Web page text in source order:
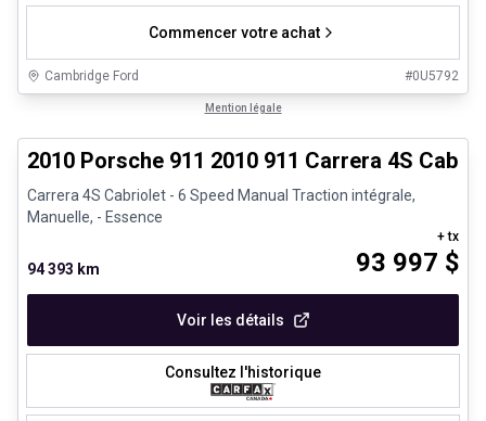
Commencer votre achat
Cambridge Ford #0U5792
Mention légale
2010 Porsche 911 2010 911 Carrera 4S
Carrera 4S Cabriolet - 6 Speed Manual Traction intégrale,
Manuelle, - Essence
94 393 km 93 997 $
+ tx
Voir les détails
Consultez l'historique